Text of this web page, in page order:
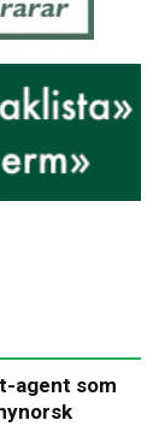
agent som